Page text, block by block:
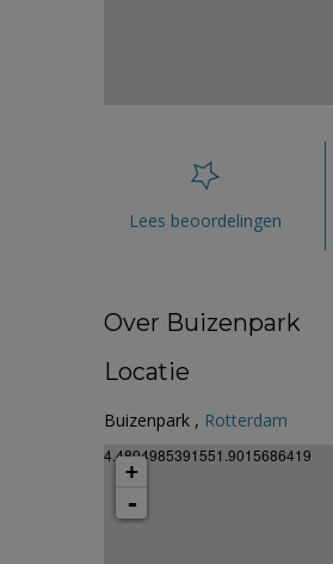
Lees beoordelingen
Over Buizenpark
Locatie
Buizenpark , Rotterdam
4.4804985391551.9015686419
+
-